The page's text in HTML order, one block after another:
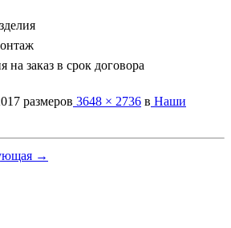
заказ в срок договора
размеров 3648 × 2736 в Наши
→